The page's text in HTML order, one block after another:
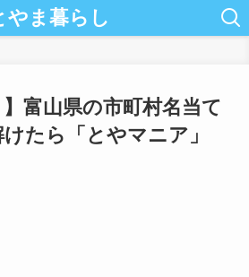
やま暮らし
】富山県の市町村名当て
たら「とやマニア」